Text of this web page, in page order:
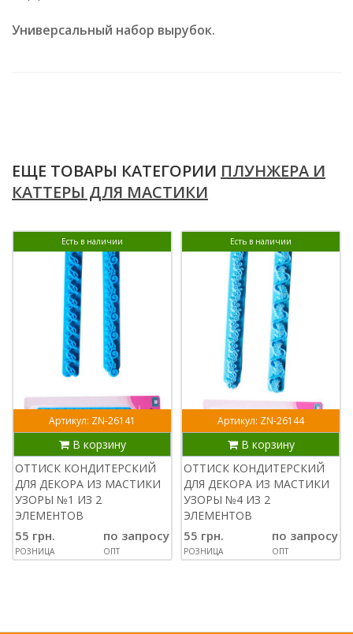
Универсальный набор вырубок.
ЕЩЕ ТОВАРЫ КАТЕГОРИИ ПЛУНЖЕРА И
КАТТЕРЫ ДЛЯ МАСТИКИ
Есть в наличии
Артикул: ZN-26141
В корзину
ОТТИСК КОНДИТЕРСКИЙ
ДЛЯ ДЕКОРА ИЗ МАСТИКИ
УЗОРЫ №1 ИЗ 2
ЭЛЕМЕНТОВ
55 грн.
РОЗНИЦА
по запросу
ОПТ
Есть в наличии
Артикул: ZN-26144
В корзину
ОТТИСК КОНДИТЕРСКИЙ
ДЛЯ ДЕКОРА ИЗ МАСТИКИ
УЗОРЫ №4 ИЗ 2
ЭЛЕМЕНТОВ
55 грн.
РОЗНИЦА
по запросу
ОПТ